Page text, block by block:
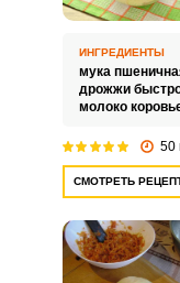
ИНГРЕДИЕНТЫ
мука
дрожжи
молоко
50
СМОТРЕТЬ